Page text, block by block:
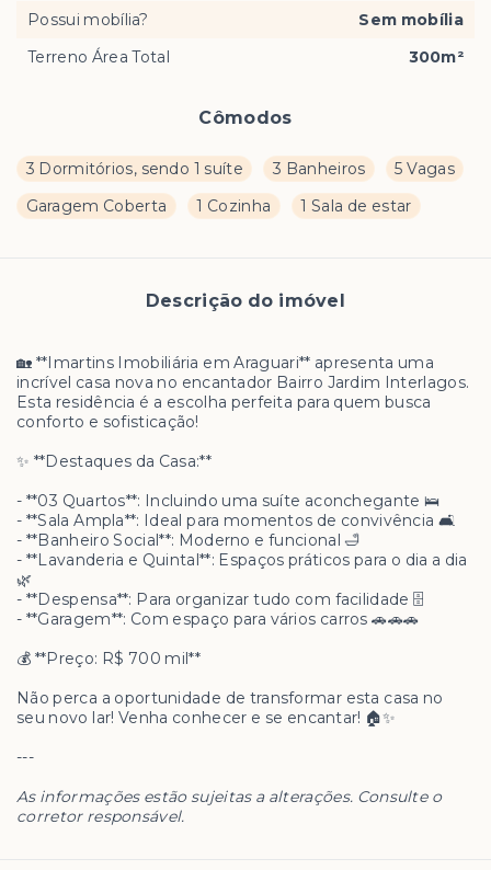
Cômodos
3 Dormitórios, sendo 1 suíte 3 Banheiros
5 Vagas
Garagem Coberta
1 Cozinha 1 Sala de estar
Descrição do imóvel
🏡 **Imartins Imobiliária em Araguari** apresenta uma
incrível casa nova no encantador Bairro Jardim Interlagos.
Esta residência é a escolha perfeita para quem busca
conforto e sofisticação!
✨ **Destaques da Casa:**
- **03 Quartos**: Incluindo uma suíte aconchegante 🛌
- **Sala Ampla**: Ideal para momentos de convivência 🛋️
- **Banheiro Social**: Moderno e funcional 🛁
- **Lavanderia e Quintal**: Espaços práticos para o dia a dia
🌿
- **Despensa**: Para organizar tudo com facilidade 🗄️
- **Garagem**: Com espaço para vários carros 🚗🚗🚗
💰 **Preço: R$ 700 mil**
Não perca a oportunidade de transformar esta casa no
seu novo lar! Venha conhecer e se encantar! 🏠✨
---
As informações estão sujeitas a alterações. Consulte o
corretor responsável.
Possui mobília?
Sem mobília
Terreno Área Total
300m²